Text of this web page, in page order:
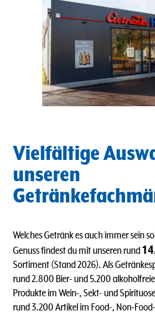
Vielfältige
unseren
Welches Getränk es auch immer sein
Genuss findest du mit unseren rund
Sortiment (Stand 2026). Als
rund 2.800 Bier- und 5.200
Produkte im Wein-, Sekt- und
rund 3.200 Artikel im Food-, Non-